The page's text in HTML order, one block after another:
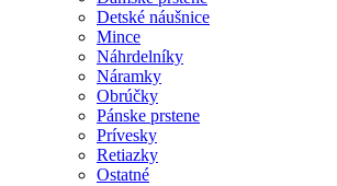
Detské náušnice
Mince
Náhrdelníky
Náramky
Obrúčky
Pánske prstene
Prívesky
Retiazky
Ostatné